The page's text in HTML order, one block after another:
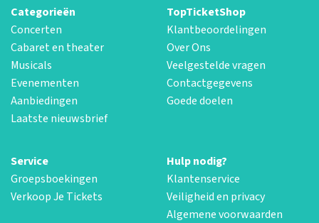
Categorieën
Concerten
Cabaret en theater
Musicals
Evenementen
Aanbiedingen
Laatste nieuwsbrief
TopTicketShop
Klantbeoordelingen
Over Ons
Veelgestelde vragen
Contactgegevens
Goede doelen
Service
Groepsboekingen
Verkoop Je Tickets
Hulp nodig?
Klantenservice
Veiligheid en privacy
Algemene voorwaarden